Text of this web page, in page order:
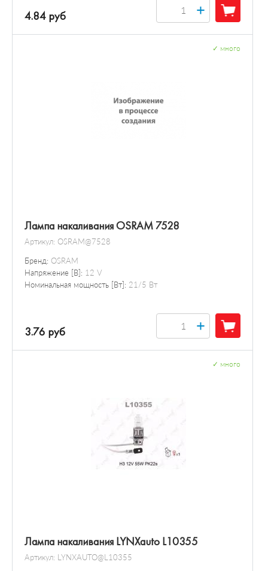
4.84 руб +
Лампа накаливания OSRAM 7528
Артикул: OSRAM@7528
Бренд: OSRAM
Напряжение [В]: 12 V
Номинальная мощность [Вт]: 21/5 Вт
много
3.76 руб +
Лампа накаливания LYNXauto L10355
Артикул: LYNXAUTO@L10355
много